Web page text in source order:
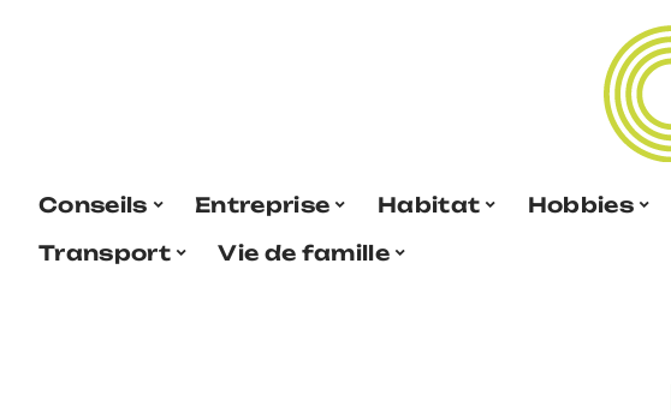
Conseils Entreprise Habitat Hobbies
Transport
Vie de famille